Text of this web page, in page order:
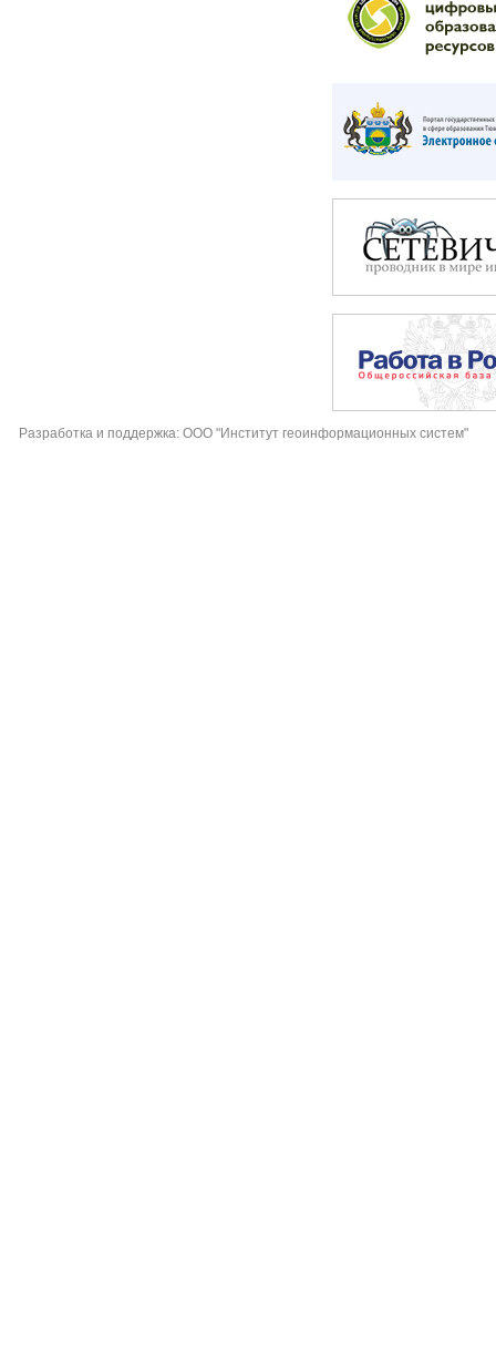
Разработка и поддержка: ООО "Институт геоинформационных систем"